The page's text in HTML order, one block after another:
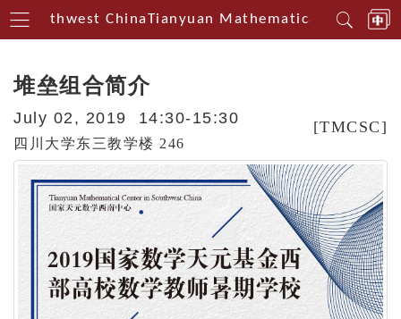
Southwest ChinaTianyuan Mathematical Centerin
堆垒组合简介
[TMCSC]
July 02, 2019 14:30-15:30
四川大学东三教学楼 246